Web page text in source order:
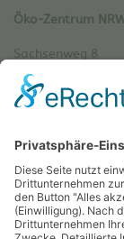
Öko-Zentrum
Sachsenweg 8
59073 Hamm
Tel.: 02381 / 30
info[at]oe-
Vertrag
Sitemap